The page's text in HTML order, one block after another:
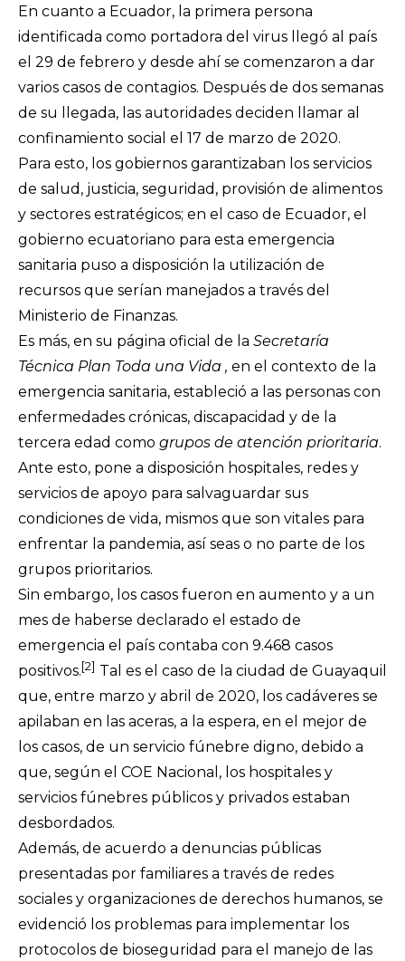
En cuanto a Ecuador, la primera persona
identificada como portadora del virus llegó al país
el 29 de febrero y desde ahí se comenzaron a dar
varios casos de contagios. Después de dos semanas
de su llegada, las autoridades deciden llamar al
confinamiento social el 17 de marzo de 2020.
Para esto, los gobiernos garantizaban los servicios
de salud, justicia, seguridad, provisión de alimentos
y sectores estratégicos; en el caso de Ecuador, el
gobierno ecuatoriano para esta emergencia
sanitaria puso a disposición la utilización de
recursos que serían manejados a través del
Ministerio de Finanzas.
Es más, en su página oficial de la Secretaría
Técnica Plan Toda una Vida , en el contexto de la
emergencia sanitaria, estableció a las personas con
enfermedades crónicas, discapacidad y de la
tercera edad como grupos de atención prioritaria.
Ante esto, pone a disposición hospitales, redes y
servicios de apoyo para salvaguardar sus
condiciones de vida, mismos que son vitales para
enfrentar la pandemia, así seas o no parte de los
grupos prioritarios.
Sin embargo, los casos fueron en aumento y a un
mes de haberse declarado el estado de
emergencia el país contaba con 9.468 casos
positivos.[2] Tal es el caso de la ciudad de Guayaquil
que, entre marzo y abril de 2020, los cadáveres se
apilaban en las aceras, a la espera, en el mejor de
los casos, de un servicio fúnebre digno, debido a
que, según el COE Nacional, los hospitales y
servicios fúnebres públicos y privados estaban
desbordados.
Además, de acuerdo a denuncias públicas
presentadas por familiares a través de redes
sociales y organizaciones de derechos humanos, se
evidenció los problemas para implementar los
protocolos de bioseguridad para el manejo de las